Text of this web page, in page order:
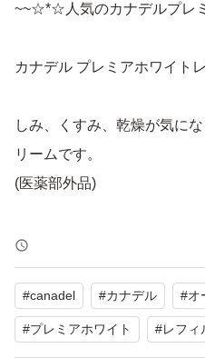
~~☆*☆人気のカナデルプレ
カナデル プレミアホワイト
しみ、くすみ、乾燥が気に
リームです。
(医薬部外品)
美白、保湿、肌荒れ予防、マ
2026年4月入荷
#canadel #カナデル #オ
#プレミアホワイト #レフィ